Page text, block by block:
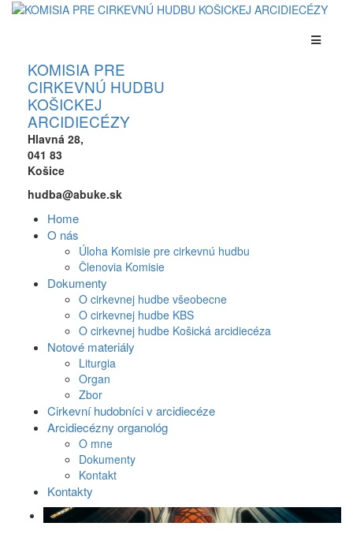
KOMISIA PRE
CIRKEVNÚ HUDBU
KOŠICKEJ
ARCIDIECÉZY
Hlavná 28,
041 83
Košice
hudba@abuke.sk
Home
O nás
Úloha Komisie pre cirkevnú hudbu
Členovia Komisie
Dokumenty
O cirkevnej hudbe všeobecne
O cirkevnej hudbe KBS
O cirkevnej hudbe Košická arcidiecéza
Notové materiály
Liturgia
Organ
Zbor
Cirkevní hudobníci v arcidiecéze
Arcidiecézny organológ
O mne
Dokumenty
Kontakt
Kontakty